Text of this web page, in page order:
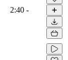
2:40 -